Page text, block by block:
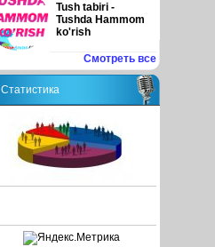
Tush tabiri -
Tushda Hammom
ko'rish
Смотреть все
Статистика